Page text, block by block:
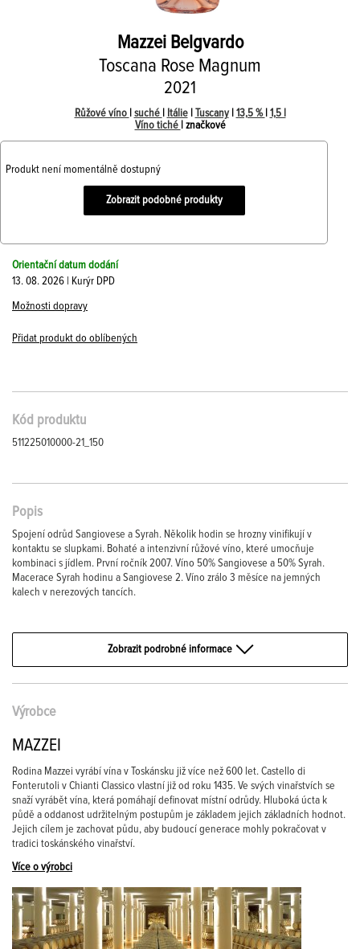
MazzeiBelgvardo
Toscana Rose Magnum
2021
Růžové víno suché Itálie| Tuscany| 13,5 % 1,5 l
Víno tiché
| značkové
Produkt není momentálně dostupný
Zobrazit podobné produkty
Orientační datum dodání
13. 08. 2026 | Kurýr DPD
Možnosti dopravy
Přidat produkt do oblíbených
Kód produktu
511225010000-21_150
Popis
Spojení odrůd Sangiovese a Syrah. Několik hodin se hrozny vinifikují v
kontaktu se slupkami. Bohaté a intenzivní růžové víno, které umocňuje
kombinaci s jídlem. První ročník 2007. Víno 50% Sangiovese a 50% Syrah.
Macerace Syrah hodinu a Sangiovese 2. Víno zrálo 3 měsíce na jemných
kalech v nerezových tancích.
Zobrazit podrobné informace
Výrobce
MAZZEI
Rodina Mazzei vyrábí vína v Toskánsku již více než 600 let. Castello di
Fonterutoli v Chianti Classico vlastní již od roku 1435. Ve svých vinařstvích se
snaží vyrábět vína, která pomáhají definovat místní odrůdy. Hluboká úcta k
půdě a oddanost udržitelným postupům je základem jejich základních hodnot.
Jejich cílem je zachovat půdu, aby budoucí generace mohly pokračovat v
tradici toskánského vinařství.
Více o výrobci